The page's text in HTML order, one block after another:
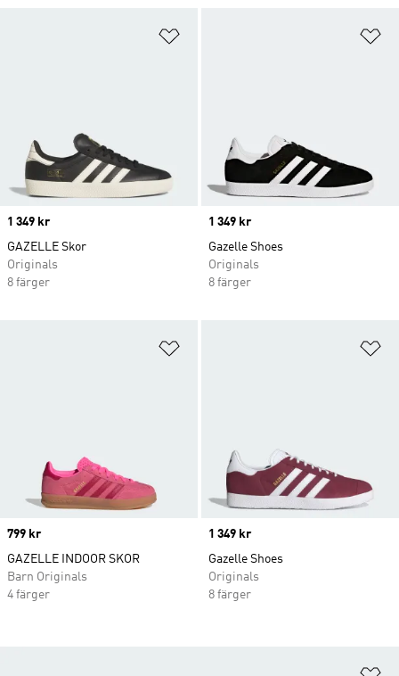
Price
1 349 kr
GAZELLE Skor
Originals
8 färger
Price
1 349 kr
Gazelle Shoes
Originals
8 färger
Price
799 kr
GAZELLE INDOOR SKOR
Barn Originals
4 färger
Price
1 349 kr
Gazelle Shoes
Originals
8 färger